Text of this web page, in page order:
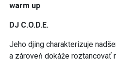
warm up
DJ C.O.D.E.
Jeho djing charakterizuje
a zároveň dokáže roztancovať